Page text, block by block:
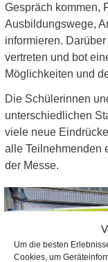
Um die besten
Cookies, um
Gespräch kommen,
Ausbildungswege,
informieren.
vertreten und bot
Möglichkeiten und
Die Schülerinnen
unterschiedlichen
viele neue
alle Teilnehmenden
der Messe.